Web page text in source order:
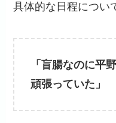
具体的な日程につい
「盲腸なのに平
頑張っていた」